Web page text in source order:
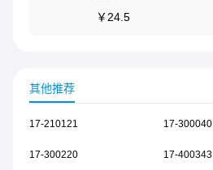
￥ 24.5
其他推荐
17-210121 17-300040
17-300220 17-400343